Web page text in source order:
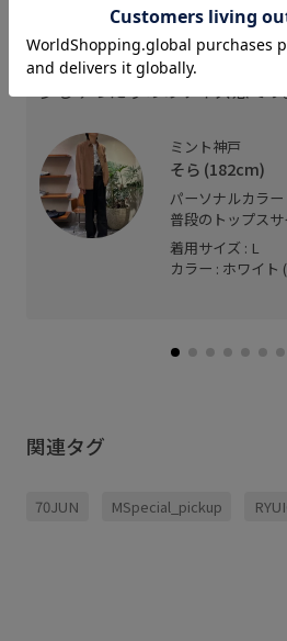
182cm細身でLサイズ着用。
ミント神戸
そら (182cm)
パーソナルカラ
普段のトップス
着用サイズ : L
カラー : ホワイト
関連タグ
70JUN MSpecial_pickup